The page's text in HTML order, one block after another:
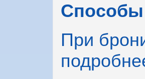
Способы
При